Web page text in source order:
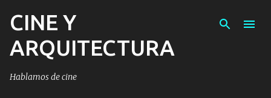
CINE Y
ARQUITECTURA
Hablamos de cine